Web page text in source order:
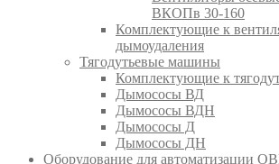
ВКОПв 30-160
Комплектующие к
дымоудаления
Тягодутьевые машины
Комплектующие к
Дымососы ВД
Дымососы ВДН
Дымососы Д
Дымососы ДН
Оборудование для автоматизации